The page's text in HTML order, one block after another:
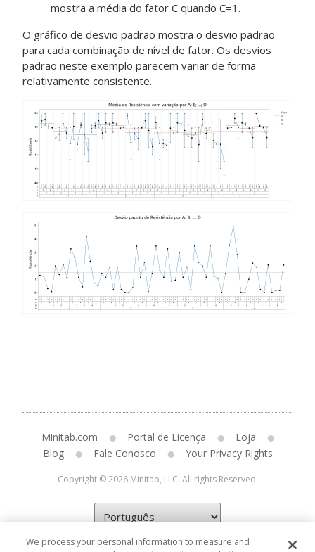
mostra a média do fator C quando C=1.
O gráfico de desvio padrão mostra o desvio padrão
para cada combinação de nível de fator. Os desvios
padrão neste exemplo parecem variar de forma
relativamente consistente.
Minitab.com Portal de Licença
Loja
Blog
Fale Conosco Your Privacy Rights
Copyright © 2026 Minitab, LLC. All rights Reserved.
We process your personal information to measure and